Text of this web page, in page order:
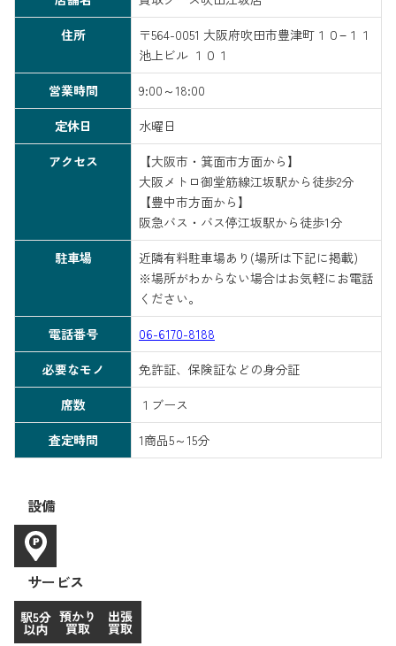
設備
サービス
住所
〒564-0051 大阪府吹田市豊津町１０−１１
池上ビル １０１
営業時間
9:00～18:00
定休日
水曜日
アクセス
【大阪市・箕面市方面から】
大阪メトロ御堂筋線江坂駅から徒歩2分
【豊中市方面から】
阪急バス・バス停江坂駅から徒歩1分
駐車場
近隣有料駐車場あり(場所は下記に掲載)
※場所がわからない場合はお気軽にお電話
ください。
電話番号
06-6170-8188
必要なモノ
免許証、保険証などの身分証
席数
１ブース
査定時間
1商品5～15分